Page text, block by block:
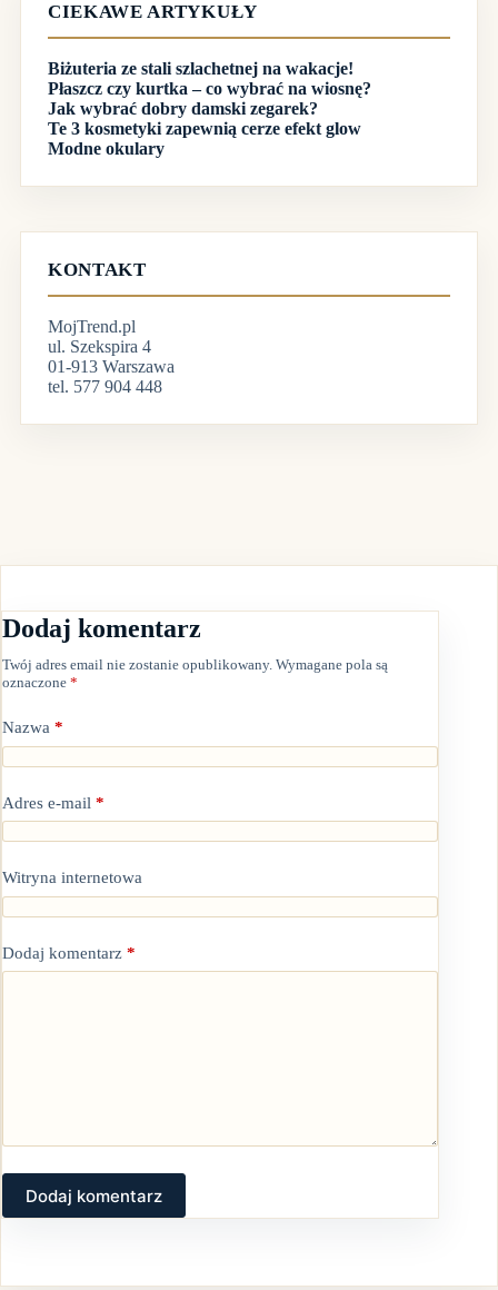
CIEKAWE ARTYKUŁY
Biżuteria ze stali szlachetnej na wakacje!
Płaszcz czy kurtka – co wybrać na wiosnę?
Jak wybrać dobry damski zegarek?
Te 3 kosmetyki zapewnią cerze efekt glow
Modne okulary
KONTAKT
MojTrend.pl
ul. Szekspira 4
01-913 Warszawa
tel. 577 904 448
Dodaj komentarz
Twój adres email nie zostanie opublikowany. Wymagane pola są
oznaczone *
Nazwa *
Adres e-mail *
Witryna internetowa
Dodaj komentarz *
Dodaj komentarz